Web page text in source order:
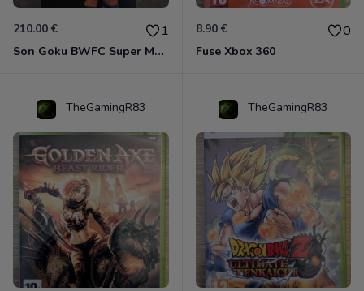
210.00 € 1
Son Goku BWFC Super Master Stars
8.90 € 0
Fuse Xbox 360
TheGamingR83 TheGamingR83